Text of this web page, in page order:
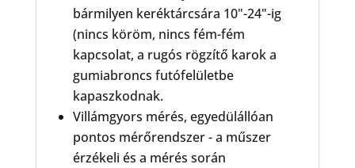
bármilyen keréktárcsára 10"-24"-ig
(nincs köröm, nincs fém-fém
kapcsolat, a rugós rögzítő karok a
gumiabroncs futófelületbe
kapaszkodnak.
Villámgyors mérés, egyedülállóan
pontos mérőrendszer - a műszer
érzékeli és a mérés során